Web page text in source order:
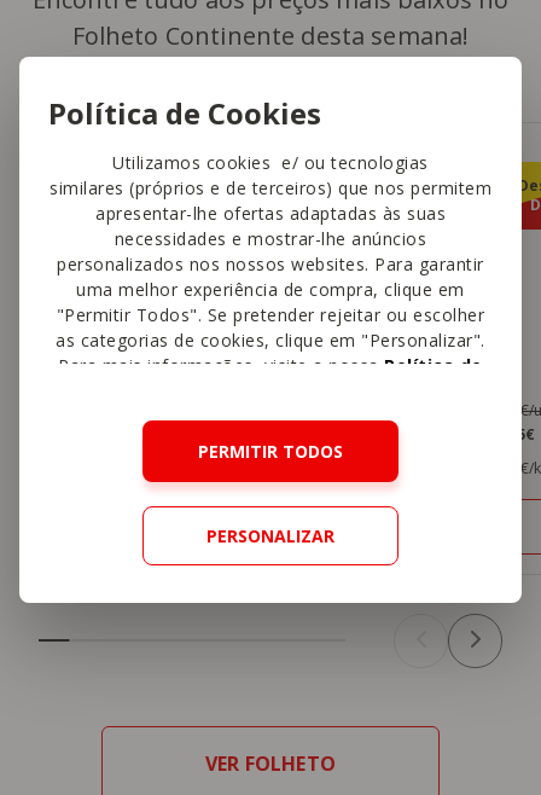
Política de Cookies
Utilizamos cookies e/ ou tecnologias
similares (próprios e de terceiros) que nos permitem
apresentar-lhe ofertas adaptadas às suas
necessidades e mostrar-lhe anúncios
personalizados nos nossos websites. Para garantir
uma melhor experiência de compra, clique em
"Permitir Todos". Se pretender rejeitar ou escolher
as categorias de cookies, clique em "Personalizar".
Para mais informações, visite a nossa Política de
PERMITIR TODOS
PERSONALIZAR
Folheto Continente desta semana!
10%
Sobre PVPR
Leite UHT Meio Gordo Mimosa
ADICIONAR
emb.
1,89€/
,75€
1,75€/
VER FOLHETO